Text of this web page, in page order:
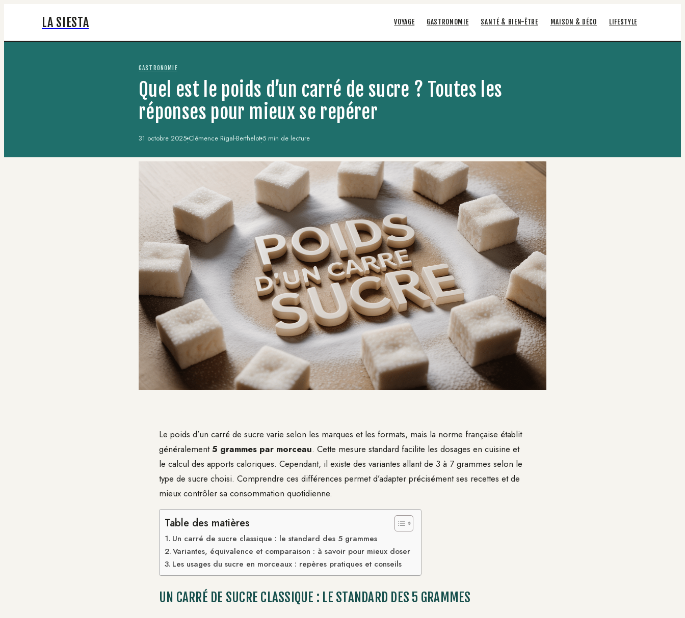
LA SIESTA VOYAGE GASTRONOMIE SANTÉ & BIEN-ÊTRE MAISON & DÉCO LIFESTYLE
GASTRONOMIE
Quel est le poids d’un carré de sucre ? Toutes les
réponses pour mieux se repérer
31 octobre 2025·Clémence Rigal-Berthelot·5 min de lecture
Le poids d’un carré de sucre varie selon les marques et les formats, mais la norme française établit
généralement5 grammes par morceau. Cette mesure standard facilite les dosages en cuisine et
le calcul des apports caloriques. Cependant, il existe des variantes allant de 3 à 7 grammes selon le
type de sucre choisi. Comprendre ces différences permet d’adapter précisément ses recettes et de
mieux contrôler sa consommation quotidienne.
Table des matières
Un carré de sucre classique : le standard des 5 grammes
Variantes, équivalence et comparaison : à savoir pour mieux doser
Les usages du sucre en morceaux : repères pratiques et conseils
UN CARRÉ DE SUCRE CLASSIQUE : LE STANDARD DES 5 GRAMMES